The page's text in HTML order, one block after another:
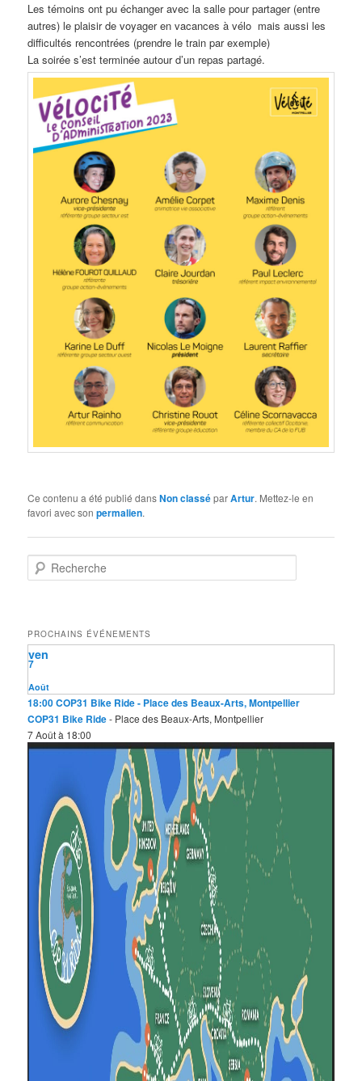
Les témoins ont pu échanger avec la salle pour partager (entre
autres) le plaisir de voyager en vacances à vélo mais aussi les
difficultés rencontrées (prendre le train par exemple)
La soirée s’est terminée autour d’un repas partagé.
Ce contenu a été publié dansNon classéparArtur. Mettez-le en
favori avec sonpermalien.
e
r
c
h
e
PROCHAINS ÉVÉNEMENTS
Août
7
ven
18:00COP31 Bike Ride- Place des Beaux-Arts, Montpellier
COP31 Bike Ride- Place des Beaux-Arts, Montpellier
7 Août à 18:00